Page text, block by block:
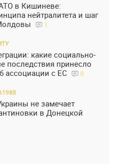
в Кишиневе:
нейтралитета и шаг
1
какие социально-
последствия принесло
ассоциации с ЕС
0
не замечает
в Донецкой